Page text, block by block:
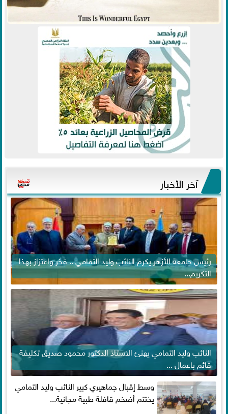
آخر الأخبار
رئيس جامعة الأزهر يكرم النائب وليد التمامي .. فخر واعتزاز بهذا
التكريم...
النائب وليد التمامي يهنئ الاستاذ الدكتور محمود صديق تكليفة
قائم باعمال ...
وسط إقبال جماهيري كبير النائب وليد التمامي
يختتم أضخم قافلة طبية مجانية...